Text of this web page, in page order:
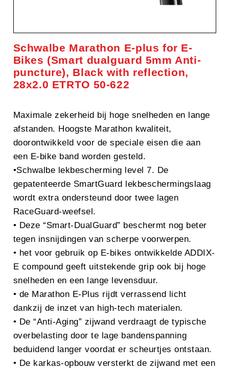
Schwalbe Marathon E-plus for E-
Bikes (Smart dualguard 5mm Anti-
puncture), Black with reflection,
28x2.0 ETRTO 50-622
Maximale zekerheid bij hoge snelheden en lange
afstanden. Hoogste Marathon kwaliteit,
doorontwikkeld voor de speciale eisen die aan
een E-bike band worden gesteld.
•Schwalbe lekbescherming level 7. De
gepatenteerde SmartGuard lekbeschermingslaag
wordt extra ondersteund door twee lagen
RaceGuard-weefsel.
• Deze “Smart-DualGuard” beschermt nog beter
tegen insnijdingen van scherpe voorwerpen.
• het voor gebruik op E-bikes ontwikkelde ADDIX-
E compound geeft uitstekende grip ook bij hoge
snelheden en een lange levensduur.
• de Marathon E-Plus rijdt verrassend licht
dankzij de inzet van high-tech materialen.
• De “Anti-Aging” zijwand verdraagt de typische
overbelasting door te lage bandenspanning
beduidend langer voordat er scheurtjes ontstaan.
• De karkas-opbouw versterkt de zijwand met een